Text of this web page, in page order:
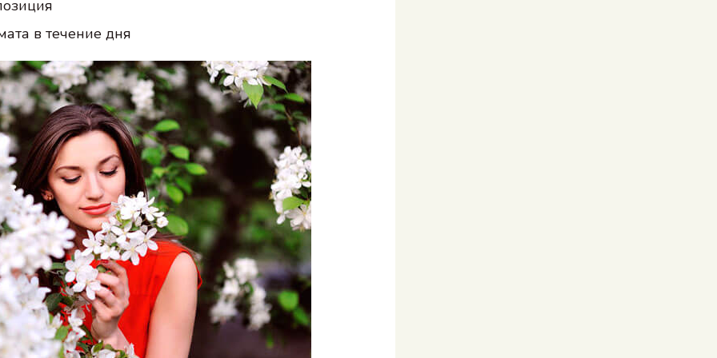
в течение дня